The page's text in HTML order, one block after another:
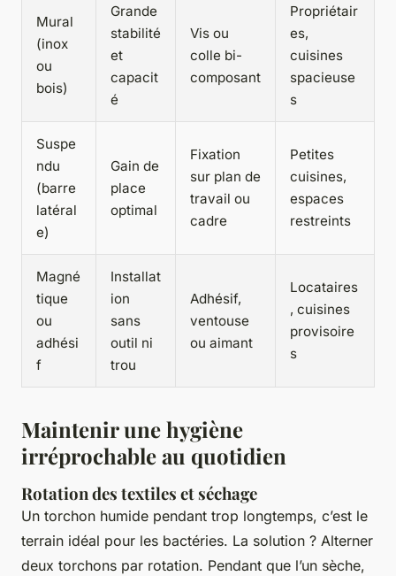
Mural
(inox
ou
bois)
Grande
stabilité
et
capacit
é
Vis ou
colle bi-
composant
Propriétair
es,
cuisines
spacieuse
s
Suspe
ndu
(barre
latéral
e)
Gain de
place
optimal
Fixation
sur plan de
travail ou
cadre
Petites
cuisines,
espaces
restreints
Magné
tique
ou
adhési
f
Installat
ion
sans
outil ni
trou
Adhésif,
ventouse
ou aimant
Locataires
, cuisines
provisoire
s
Maintenir une hygiène
irréprochable au quotidien
Rotation des textiles et séchage
Un torchon humide pendant trop longtemps, c’est le
terrain idéal pour les bactéries. La solution ? Alterner
deux torchons par rotation. Pendant que l’un sèche,